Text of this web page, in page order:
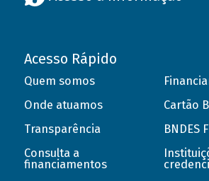
Acesso Rápido
Quem somos
Onde atuamos
Transparência
Consulta a
financiamentos
Cartão
BNDES